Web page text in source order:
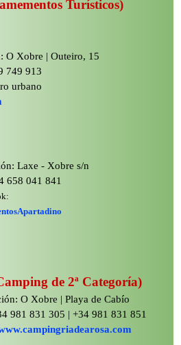
Turísticos)
O Xobre | Outeiro, 15
749 913
urbano
Laxe - Xobre s/n
658 041 841
de 2ª Categoría)
O Xobre | Playa de Cabío
981 831 305 | +34 981 831 851